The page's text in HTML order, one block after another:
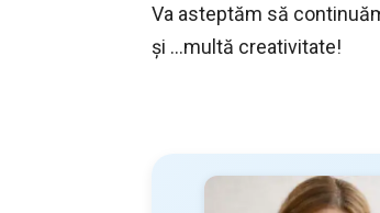
Va asteptăm să
și …multă creativitate!